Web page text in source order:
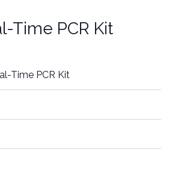
Time PCR Kit
Time PCR Kit